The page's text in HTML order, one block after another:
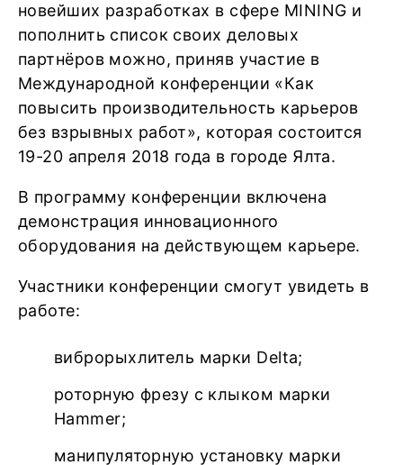
новейших разработках в сфере MINING и
пополнить список своих деловых
партнёров можно, приняв участие в
Международной конференции «Как
повысить производительность карьеров
без взрывных работ», которая состоится
19-20 апреля 2018 года в городе Ялта.
В программу конференции включена
демонстрация инновационного
оборудования на действующем карьере.
Участники конференции смогут увидеть в
работе:
виброрыхлитель марки Delta;
роторную фрезу с клыком марки
Hammer;
манипуляторную установку марки